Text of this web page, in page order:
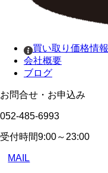
買い取り価格情報
会社概要
ブログ
お問合せ・お申込み
052-485-6993
受付時間9:00～23:00
MAIL